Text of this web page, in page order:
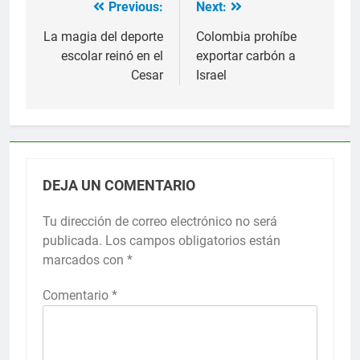
Navegación
de
Previous:
La magia del deporte
escolar reinó en el
Cesar
Next:
Colombia prohíbe
exportar carbón a
Israel
DEJA UN COMENTARIO
Tu dirección de correo electrónico no será
publicada. Los campos obligatorios están
marcados con *
Comentario *